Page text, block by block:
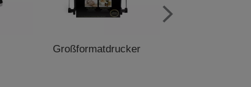
Großformatdrucker